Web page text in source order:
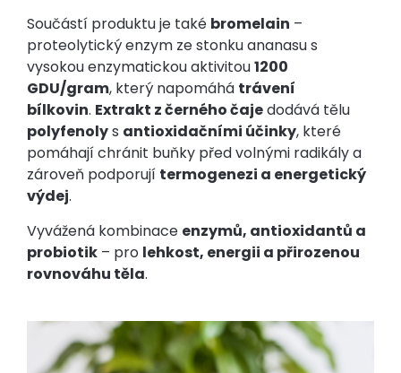
Součástí produktu je také bromelain –
proteolytický enzym ze stonku ananasu s
vysokou enzymatickou aktivitou1200
GDU/gram, který napomáhá trávení
bílkovin. Extrakt z černého čajedodává tělu
polyfenolys antioxidačními účinky, které
pomáhají chránit buňky před volnými radikály a
zároveň podporují termogenezi a energetický
výdej.
Vyvážená kombinace enzymů, antioxidantů a
probiotik – pro lehkost, energii a přirozenou
rovnováhu těla.